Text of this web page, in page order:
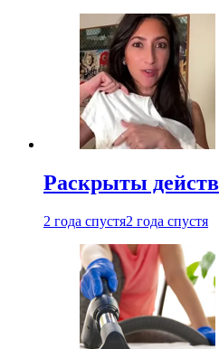
Раскрыты
2 года спустя2 года спустя